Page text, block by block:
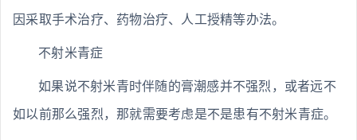
因采取手术治疗、药物治疗、人工授精等办法。
不射米青症
如果说不射米青时伴随的膏潮感并不强烈，或者远不
如以前那么强烈，那就需要考虑是不是患有不射米青症。